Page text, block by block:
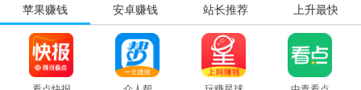
苹果赚钱 安卓赚钱 站长推荐 上升最快